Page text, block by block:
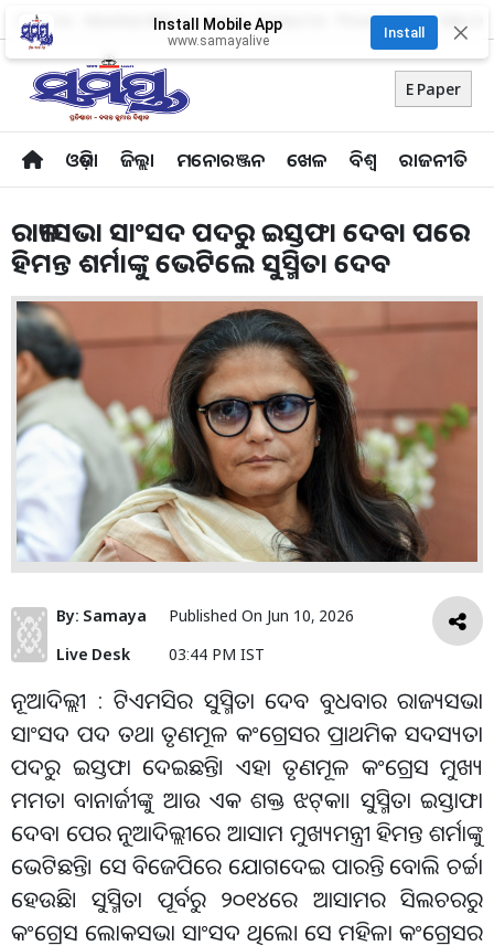
About Us Advertise With Us Career Contact Us Privacy Policy
E Paper
ଓଡ଼ିଶା ଜିଲ୍ଲା ମନୋରଞ୍ଜନ ଖେଳ ବିଶ୍ବ ରାଜନୀତି
Install Mobile App
www.samayalive
Install ✕
ରାଜ୍ୟସଭା ସାଂସଦ ପଦରୁ ଇସ୍ତଫା ଦେବା ପରେ
ହିମନ୍ତ ଶର୍ମାଙ୍କୁ ଭେଟିଲେ ସୁସ୍ମିତା ଦେବ
By: Samaya
Live Desk
Published On Jun 10, 2026
03:44 PM IST
ନୂଆଦିଲ୍ଲୀ : ଟିଏମସିର ସୁସ୍ମିତା ଦେବ ବୁଧବାର ରାଜ୍ୟସଭା
ସାଂସଦ ପଦ ତଥା ତୃଣମୂଳ କଂଗ୍ରେସର ପ୍ରାଥମିକ ସଦସ୍ୟତା
ପଦରୁ ଇସ୍ତଫା ଦେଇଛନ୍ତି। ଏହା ତୃଣମୂଳ କଂଗ୍ରେସ ମୁଖ୍ୟ
ମମତା ବାନାର୍ଜୀଙ୍କୁ ଆଉ ଏକ ଶକ୍ତ ଝଟ୍‌କା। ସୁସ୍ମିତା ଇସ୍ତାଫା
ଦେବା ପେର ନୂ୍ଆଦିଲ୍ଲୀରେ ଆସାମ ମୁଖ୍ୟମନ୍ତ୍ରୀ ହିମନ୍ତ ଶର୍ମାଙ୍କୁ
ଭେଟିଛନ୍ତି। ସେ ବିଜେପିରେ ଯୋଗଦେଇ ପାରନ୍ତି ବୋଲି ଚର୍ଚ୍ଚା
ହେଉଛି। ସୁସ୍ମିତା ପୂର୍ବରୁ ୨୦୧୪ରେ ଆସାମର ସିଲଚରରୁ
କଂଗ୍ରେସ ଲୋକସଭା ସାଂସଦ ଥିଲେ। ସେ ମହିଳା କଂଗ୍ରେସର